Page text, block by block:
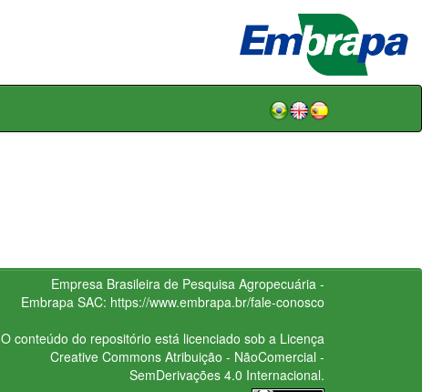
Empresa Brasileira de Pesquisa Agropecuária -
Embrapa SAC: https://www.embrapa.br/fale-conosco
O conteúdo do repositório está licenciado sob a Licença
Creative CommonsAtribuição - NãoComercial -
SemDerivações 4.0 Internacional.